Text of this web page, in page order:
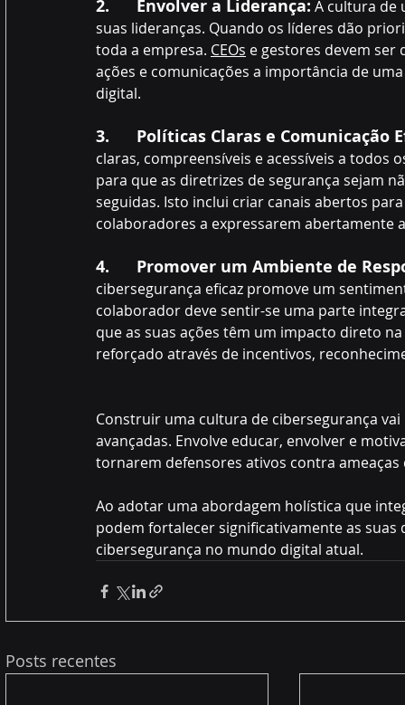
2.      Envolver a Liderança: A cultura de
suas lideranças. Quando os líderes dão
toda a empresa. CEOs e gestores devem
ações e comunicações a importância de
digital.
3.      Políticas Claras e Comunicação
claras, compreensíveis e acessíveis a todos
para que as diretrizes de segurança sejam
seguidas. Isto inclui criar canais abertos
colaboradores a expressarem abertamente
4.      Promover um Ambiente de
cibersegurança eficaz promove um
colaborador deve sentir-se uma parte
que as suas ações têm um impacto direto
reforçado através de incentivos,
Construir uma cultura de cibersegurança
avançadas. Envolve educar, envolver e
tornarem defensores ativos contra
Ao adotar uma abordagem holística que
podem fortalecer significativamente as
cibersegurança no mundo digital atual.
Posts recentes